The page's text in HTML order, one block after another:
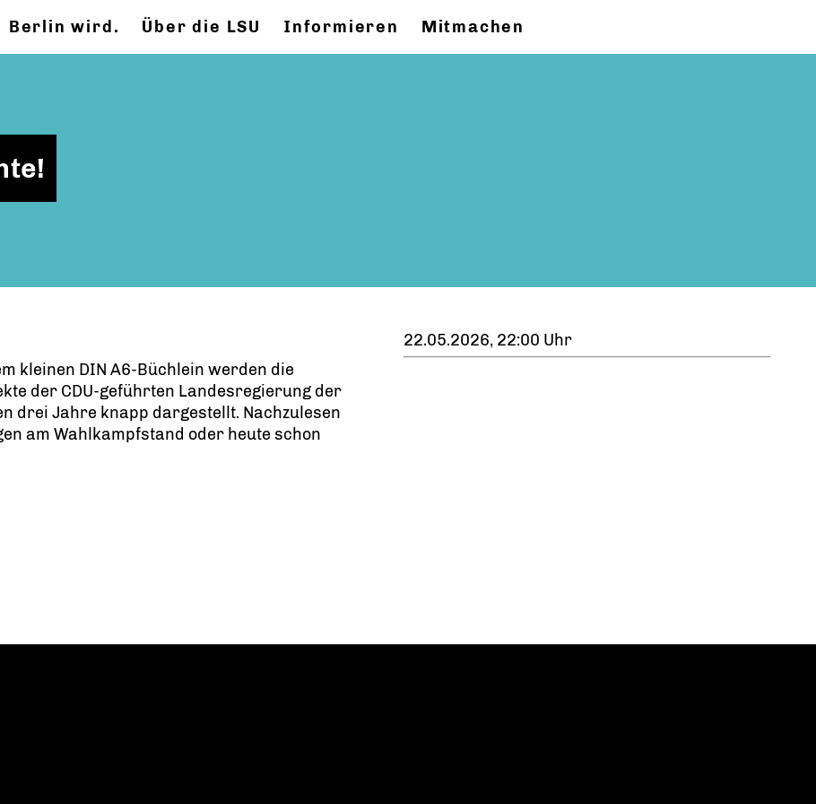
Berlin wird. Über die LSU Informieren Mitmachen
kleinen DIN A6-Büchlein werden die
der CDU-geführten Landesregierung der
drei Jahre knapp dargestellt. Nachzulesen
am Wahlkampfstand oder heute schon
22.05.2026, 22:00 Uhr